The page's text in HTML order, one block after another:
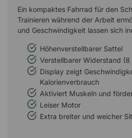
Ein kompaktes Fahrrad für den
Trainieren während der Arbeit
und Geschwindigkeit lassen sich
Höhenverstellbarer Sattel
Verstellbarer Widerstand (8
Display zeigt
Kalorienverbrauch
Aktiviert Muskeln und
Leiser Motor
Extra breiter und weicher